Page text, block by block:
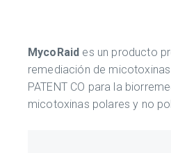
MycoRaid es un producto
remediación de
PATENT CO para la
micotoxinas polares y no